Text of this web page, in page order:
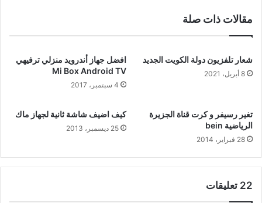
مقالات ذات صلة
شعار تلفزيون دولة الكويت الجديد
8 أبريل، 2021
افضل جهاز أندرويد منزلي ترفيهي
Mi Box Android TV
4 سبتمبر، 2017
تغير رسيفر و كرت قناة الجزيرة
الرياضية bein
28 فبراير، 2014
كيف اضيف شاشة ثانية لجهاز ماك
25 ديسمبر، 2013
‫22 تعليقات